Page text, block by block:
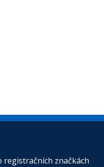
registračních značkách